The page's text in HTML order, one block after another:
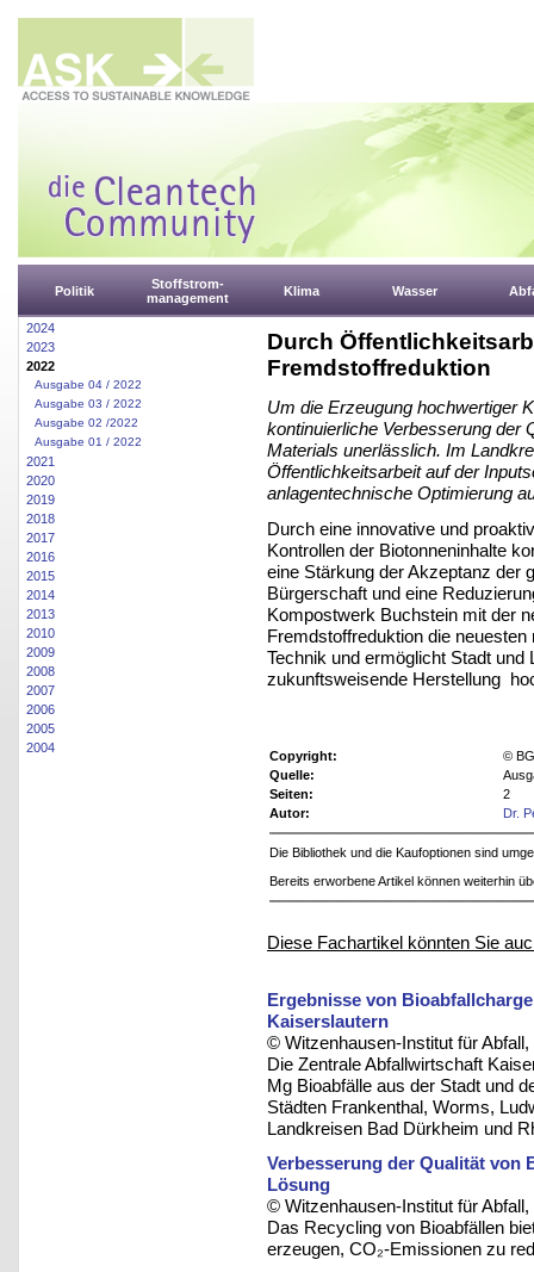
Politik
Stoffstrom-
management
Klima Wasser
2024
2023
2022
Ausgabe 04 / 2022
Ausgabe 03 / 2022
Ausgabe 02 /2022
Ausgabe 01 / 2022
2021
2020
2019
2018
2017
2016
2015
2014
2013
2010
2009
2008
2007
2006
2005
2004
Durch
Fremdstoffreduktion
Um die Erzeugung hochwertiger
kontinuierliche Verbesserung der
Materials unerlässlich. Im
Öffentlichkeitsarbeit auf der
anlagentechnische Optimierung
Durch eine innovative und
Kontrollen der Biotonneninhalte
eine Stärkung der Akzeptanz der
Bürgerschaft und eine
Kompostwerk Buchstein mit der
Fremdstoffreduktion die
Technik und ermöglicht Stadt
zukunftsweisende Herstellung
Copyright:
©
Quelle:
Seiten:
2
Autor:
Dr.
Die Bibliothek und die Kaufoptionen sind
Bereits erworbene Artikel können weiterhin
Diese Fachartikel könnten Sie
Ergebnisse von
Kaiserslautern
© Witzenhausen-Institut für
Die Zentrale Abfallwirtschaft
Mg Bioabfälle aus der Stadt und
Städten Frankenthal, Worms,
Landkreisen Bad Dürkheim und
Verbesserung der Qualität von
Lösung
© Witzenhausen-Institut für
Das Recycling von Bioabfällen
erzeugen, CO₂-Emissionen zu